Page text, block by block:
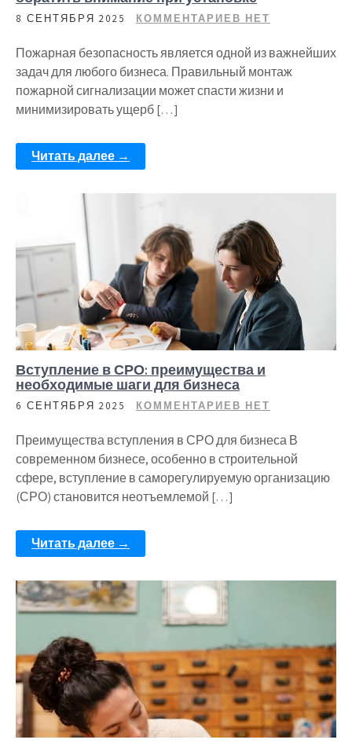
8 СЕНТЯБРЯ 2025 КОММЕНТАРИЕВ НЕТ
Пожарная безопасность является одной из важнейших
задач для любого бизнеса. Правильный монтаж
пожарной сигнализации может спасти жизни и
минимизировать ущерб […]
Читать далее →
Вступление в СРО: преимущества и
необходимые шаги для бизнеса
6 СЕНТЯБРЯ 2025 КОММЕНТАРИЕВ НЕТ
Преимущества вступления в СРО для бизнеса В
современном бизнесе, особенно в строительной
сфере, вступление в саморегулируемую организацию
(СРО) становится неотъемлемой […]
Читать далее →